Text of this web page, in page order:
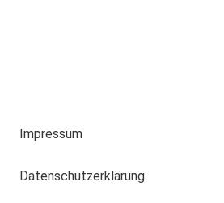
Impressum
Datenschutzerklärung